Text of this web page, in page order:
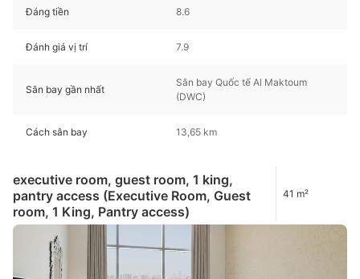
Đáng tiền 8.6
Đánh giá vị trí 7.9
Sân bay gần nhất
Sân bay Quốc tế Al Maktoum
(DWC)
Cách sân bay 13,65 km
executive room, guest room, 1 king,
pantry access (Executive Room, Guest
room, 1 King, Pantry access)
41 m²